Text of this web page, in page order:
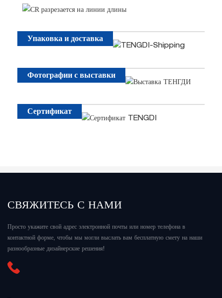
Упаковка и доставка
Фотографии с выставки
Сертификат
СВЯЖИТЕСЬ С НАМИ
Просто укажите свой адрес электронной почты или номер телефона в
контактной форме, чтобы мы могли выслать вам бесплатную смету на наши
разнообразные дизайнерские решения!